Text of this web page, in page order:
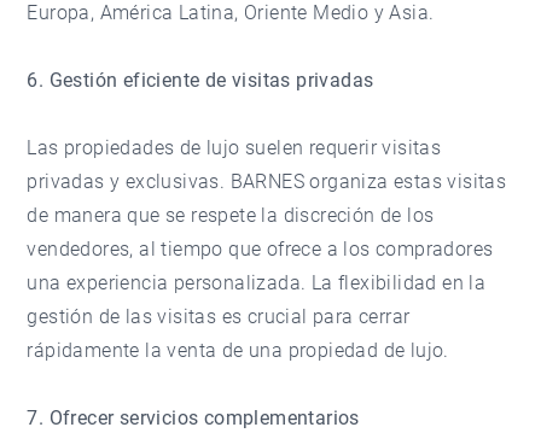
Europa, América Latina, Oriente Medio y Asia.
6. Gestión eficiente de visitas privadas
Las propiedades de lujo suelen requerir visitas
privadas y exclusivas. BARNES organiza estas visitas
de manera que se respete la discreción de los
vendedores, al tiempo que ofrece a los compradores
una experiencia personalizada. La flexibilidad en la
gestión de las visitas es crucial para cerrar
rápidamente la venta de una propiedad de lujo.
7. Ofrecer servicios complementarios